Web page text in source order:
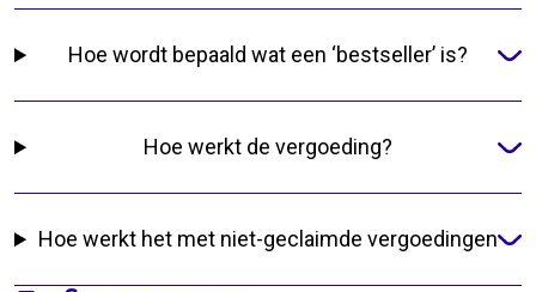
Hoe wordt bepaald wat een ‘bestseller’ is?
Hoe werkt de vergoeding?
Hoe werkt het met niet-geclaimde vergoedingen